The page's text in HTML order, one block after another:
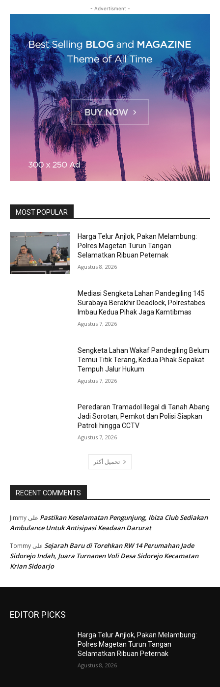
- Advertisment -
MOST POPULAR
Harga Telur Anjlok, Pakan Melambung:
Polres Magetan Turun Tangan
Selamatkan Ribuan Peternak
Agustus 8, 2026
Mediasi Sengketa Lahan Pandegiling 145
Surabaya Berakhir Deadlock, Polrestabes
Imbau Kedua Pihak Jaga Kamtibmas
Agustus 7, 2026
Sengketa Lahan Wakaf Pandegiling Belum
Temui Titik Terang, Kedua Pihak Sepakat
Tempuh Jalur Hukum
Agustus 7, 2026
Peredaran Tramadol Ilegal di Tanah Abang
Jadi Sorotan, Pemkot dan Polisi Siapkan
Patroli hingga CCTV
Agustus 7, 2026
تحميل أكثر
RECENT COMMENTS
Jimmy
Pastikan Keselamatan Pengunjung, Ibiza Club Sediakan
Ambulance Untuk Antisipasi Keadaan Darurat
Tommy
Sejarah Baru di Torehkan RW 14 Perumahan Jade
Sidorejo Indah, Juara Turnanen Voli Desa Sidorejo Kecamatan
Krian Sidoarjo
EDITOR PICKS
Harga Telur Anjlok, Pakan Melambung:
Polres Magetan Turun Tangan
Selamatkan Ribuan Peternak
Agustus 8, 2026